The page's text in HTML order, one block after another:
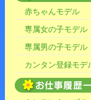
赤ちゃんモデル
専属女の子モデル
専属男の子モデル
カンタン登録モデ